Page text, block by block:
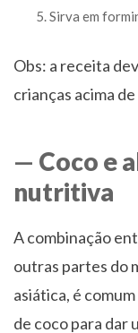
Sirva em
Obs: a receita
crianças acima
— Coco e
nutritiva
A combinação
outras partes do
asiática, é
de coco para dar